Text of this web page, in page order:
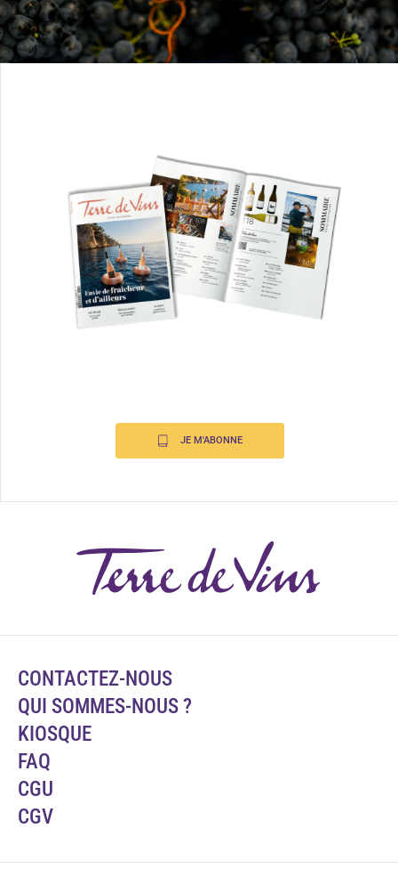
JE M'ABONNE
CONTACTEZ-NOUS
QUI SOMMES-NOUS ?
KIOSQUE
FAQ
CGU
CGV